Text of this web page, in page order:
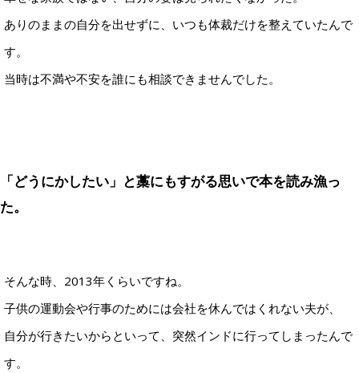
ありのままの自分を出せずに、いつも体裁だけを整えていたんで
す。
当時は不満や不安を誰にも相談できませんでした。
「どうにかしたい」と藁にもすがる思いで本を読み漁っ
た。
そんな時、2013年くらいですね。
子供の運動会や行事のためには会社を休んではくれない夫が、
自分が行きたいからといって、突然インドに行ってしまったんで
す。